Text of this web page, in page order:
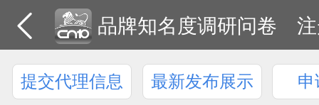
品牌知名度调研问卷
提交代理信息 最新发布展示 申